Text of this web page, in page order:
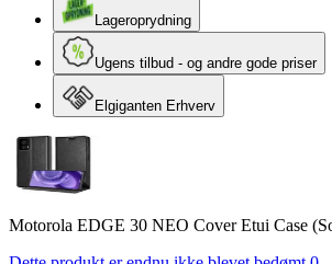
Lageroprydning
Ugens tilbud - og andre gode priser
Elgiganten Erhverv
Motorola EDGE 30 NEO Cover Etui Case